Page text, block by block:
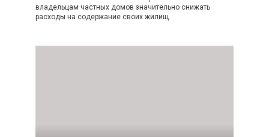
владельцам частных домов значительно снижать
расходы на содержание своих жилищ.